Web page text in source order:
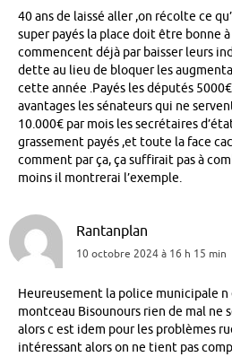
40 ans de laissé aller ,on récolte ce
super payés la place doit être bonne
commencent déjà par baisser leurs
dette au lieu de bloquer les
cette année .Payés les députés
avantages les sénateurs qui ne
10.000€ par mois les secrétaires
grassement payés ,et toute la face
comment par ça, ça suffirait pas à
moins il montrerai l’exemple.
Rantanplan
10 octobre 2024 à 16 h 15 min
Heureusement la police municipale
montceau Bisounours rien de mal ne
alors c est idem pour les problèmes
intéressant alors on ne tient pas